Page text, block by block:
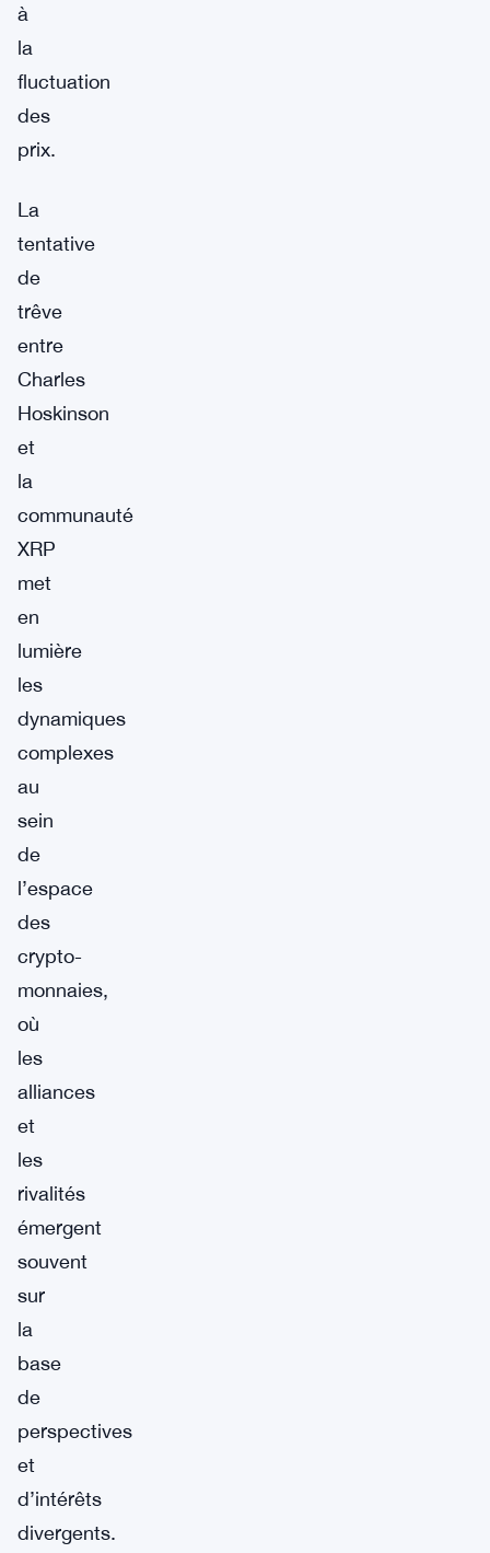
à
la
fluctuation
des
prix.
La
tentative
de
trêve
entre
Charles
Hoskinson
et
la
communauté
XRP
met
en
lumière
les
dynamiques
complexes
au
sein
de
l’espace
des
crypto-
monnaies,
où
les
alliances
et
les
rivalités
émergent
souvent
sur
la
base
de
perspectives
et
d’intérêts
divergents.